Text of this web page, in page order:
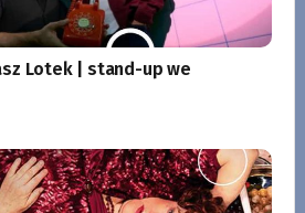
Lotek | stand-up we